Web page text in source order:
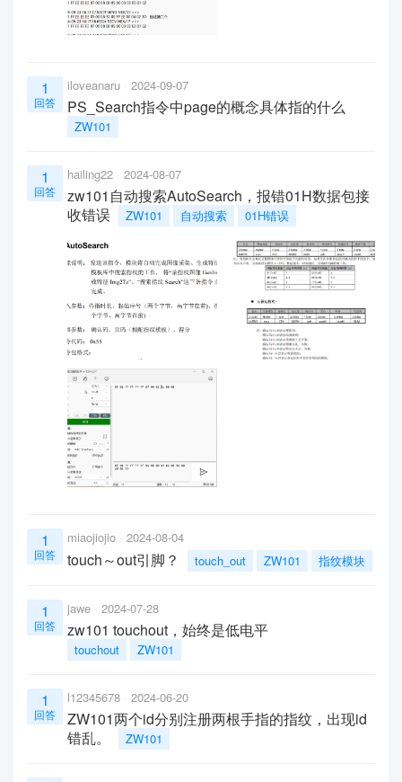
1
回答
iloveanaru 2024-09-07
PS_Search指令中page的概念具体指的什么
ZW101
1
回答
hailing22 2024-08-07
zw101自动搜索AutoSearch，报错01H数据包接
收错误
ZW101 自动搜索 01H错误
1
回答
miaojiojio 2024-08-04
touch～out引脚？ touch_out ZW101 指纹模块
1
回答
jawe 2024-07-28
zw101 touchout，始终是低电平
touchout ZW101
1
回答
l12345678 2024-06-20
ZW101两个id分别注册两根手指的指纹，出现id
错乱。
ZW101